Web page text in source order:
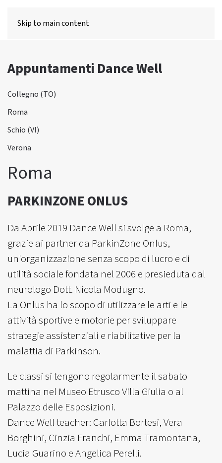
Skip to main content
Appuntamenti Dance Well
Collegno (TO)
Roma
Schio (VI)
Verona
Roma
PARKINZONE ONLUS
Da Aprile 2019 Dance Well si svolge a Roma,
grazie ai partner da ParkinZone Onlus,
un'organizzazione senza scopo di lucro e di
utilità sociale fondata nel 2006 e presieduta dal
neurologo Dott. Nicola Modugno.
La Onlus ha lo scopo di utilizzare le arti e le
attività sportive e motorie per sviluppare
strategie assistenziali e riabilitative per la
malattia di Parkinson.
Le classi si tengono regolarmente il sabato
mattina nel Museo Etrusco Villa Giulia o al
Palazzo delle Esposizioni.
Dance Well teacher: Carlotta Bortesi, Vera
Borghini, Cinzia Franchi, Emma Tramontana,
Lucia Guarino e Angelica Perelli.